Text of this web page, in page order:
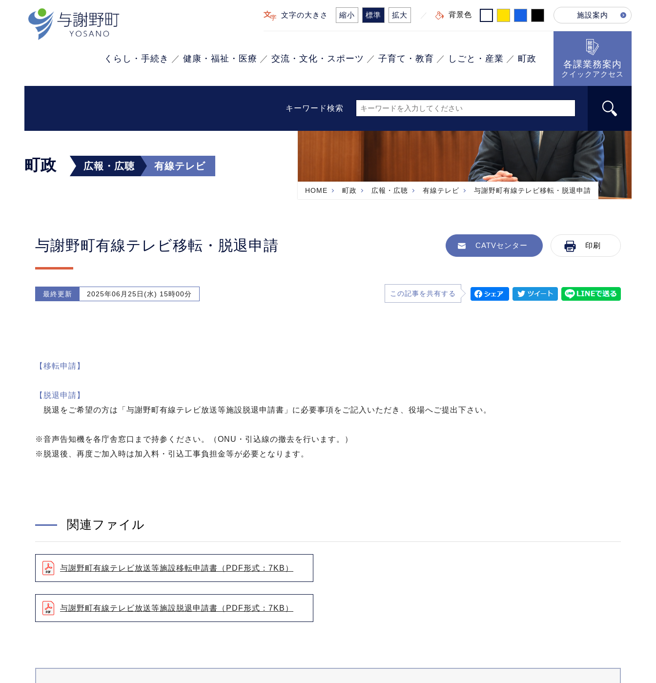
文字の大きさ 縮小 標準 拡大 背景色 施設案内
くらし・手続き 健康・福祉・医療 交流・文化・スポーツ 子育て・教育 しごと・産業 町政
各課業務案内
クイックアクセス
キーワード検索
町政 広報・広聴 有線テレビ
HOME 町政 広報・広聴 有線テレビ 与謝野町有線テレビ移転・脱退申請
与謝野町有線テレビ移転・脱退申請 CATVセンター 印刷
最終更新 2025年06月25日(水) 15時00分 この記事を共有する
【移転申請】
【脱退申請】
脱退をご希望の方は「与謝野町有線テレビ放送等施設脱退申請書」に必要事項をご記入いただき、役場へご提出下さい。
※音声告知機を各庁舎窓口まで持参ください。（ONU・引込線の撤去を行います。）
※脱退後、再度ご加入時は加入料・引込工事負担金等が必要となります。
関連ファイル
与謝野町有線テレビ放送等施設移転申請書（PDF形式：7KB）
与謝野町有線テレビ放送等施設脱退申請書（PDF形式：7KB）